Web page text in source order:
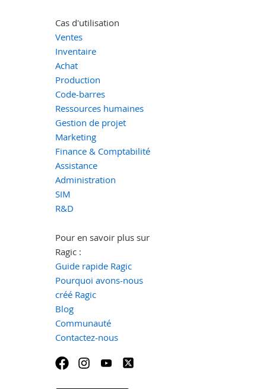
Cas d'utilisation
Ventes
Inventaire
Achat
Production
Code-barres
Ressources humaines
Gestion de projet
Marketing
Finance & Comptabilité
Assistance
Administration
SIM
R&D
Pour en savoir plus sur
Ragic :
Guide rapide Ragic
Pourquoi avons-nous
créé Ragic
Blog
Communauté
Contactez-nous